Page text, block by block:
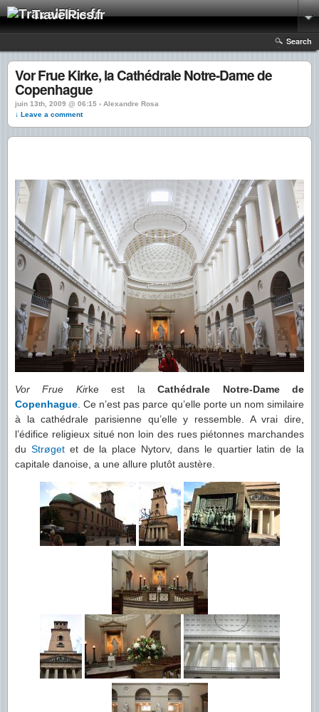
TravelPics.fr
Search
Vor Frue Kirke, la Cathédrale Notre-Dame de
Copenhague
juin 13th, 2009 @ 06:15 › Alexandre Rosa
↓ Leave a comment
Vor Frue Kirke est laCathédrale Notre-Dame de
Copenhague. Ce n’est pas parce qu’elle porte un nom similaire
à la cathédrale parisienne qu’elle y ressemble. A vrai dire,
l’édifice religieux situé non loin des rues piétonnes marchandes
du Strøgetet de la place Nytorv, dans le quartier latin de la
capitale danoise, a une allure plutôt austère.